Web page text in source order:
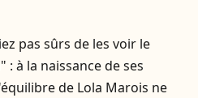
pas sûrs de les voir le
: à la naissance de ses
de Lola Marois ne